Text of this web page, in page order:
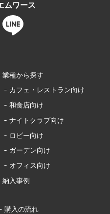
ムワース
業種から探す
- カフェ・レストラン向け
- 和食店向け
- ナイトクラブ向け
- ロビー向け
- ガーデン向け
- オフィス向け
納入事例
- 購入の流れ